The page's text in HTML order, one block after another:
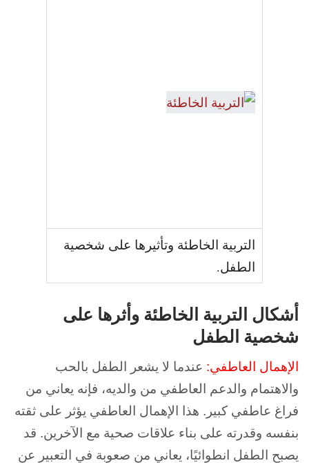
التربية الخاطئة وتأثيرها على شخصية
الطفل.
أشكال التربية الخاطئة وأثرها على
شخصية الطفل
الإهمال العاطفي: عندما لا يشعر الطفل بالحب
والاهتمام والدعم العاطفي من والديه، فإنه يعاني من
فراغ عاطفي كبير. هذا الإهمال العاطفي يؤثر على ثقته
بنفسه وقدرته على بناء علاقات صحية مع الآخرين. قد
يصبح الطفل انطوائيًا، يعاني من صعوبة في التعبير عن